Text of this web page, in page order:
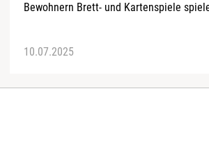
Bewohnern Brett- und Kartenspiele
10.07.2025